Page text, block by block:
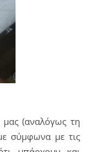
(αναλόγως τη
σύμφωνα με τις